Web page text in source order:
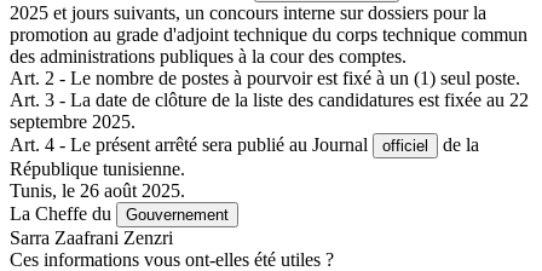
2025 et jours suivants, un concours interne sur dossiers pour la
promotion au grade d'adjoint technique du corps technique commun
des administrations publiques à la cour des comptes.
Art. 2 - Le nombre de postes à pourvoir est fixé à un (1) seul poste.
Art. 3 - La date de clôture de la liste des candidatures est fixée au 22
septembre 2025.
Art. 4 - Le présent arrêté sera publié au Journal
officiel
de la
République tunisienne.
Tunis, le 26 août 2025.
La Cheffe du
Gouvernement
Sarra Zaafrani Zenzri
Ces informations vous ont-elles été utiles ?